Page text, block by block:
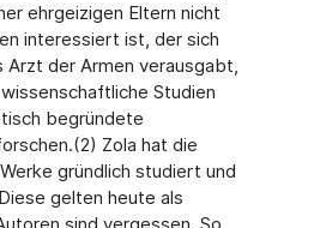
ehrgeizigen Eltern nicht
interessiert ist, der sich
Arzt der Armen verausgabt,
Studien
begründete
Zola hat die
gründlich studiert und
gelten heute als